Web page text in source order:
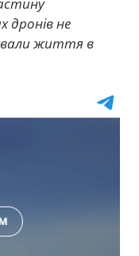
дронів не
життя в